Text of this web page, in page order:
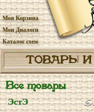
Моя Корзина
Мои Диалоги
Каталог схем
ТОВАРЫ И
Все товары
ЭстЭ